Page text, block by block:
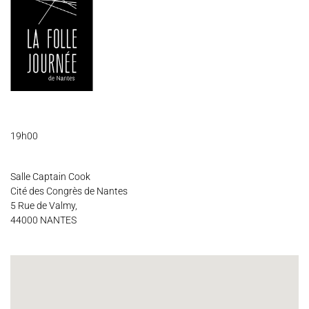
Espace Artistes
19h00
Salle Captain Cook
Cité des Congrès de Nantes
5 Rue de Valmy,
44000 NANTES